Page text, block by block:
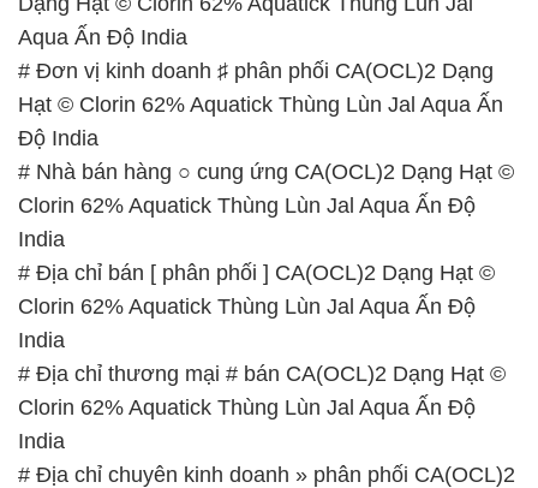
Aqua Ấn Độ India
# Đơn vị kinh doanh ♯ phân phối CA(OCL)2 Dạng
Hạt © Clorin 62% Aquatick Thùng Lùn Jal Aqua Ấn
Độ India
# Nhà bán hàng ○ cung ứng CA(OCL)2 Dạng Hạt ©
Clorin 62% Aquatick Thùng Lùn Jal Aqua Ấn Độ
India
# Địa chỉ bán [ phân phối ] CA(OCL)2 Dạng Hạt ©
Clorin 62% Aquatick Thùng Lùn Jal Aqua Ấn Độ
India
# Địa chỉ thương mại # bán CA(OCL)2 Dạng Hạt ©
Clorin 62% Aquatick Thùng Lùn Jal Aqua Ấn Độ
India
# Địa chỉ chuyên kinh doanh » phân phối CA(OCL)2